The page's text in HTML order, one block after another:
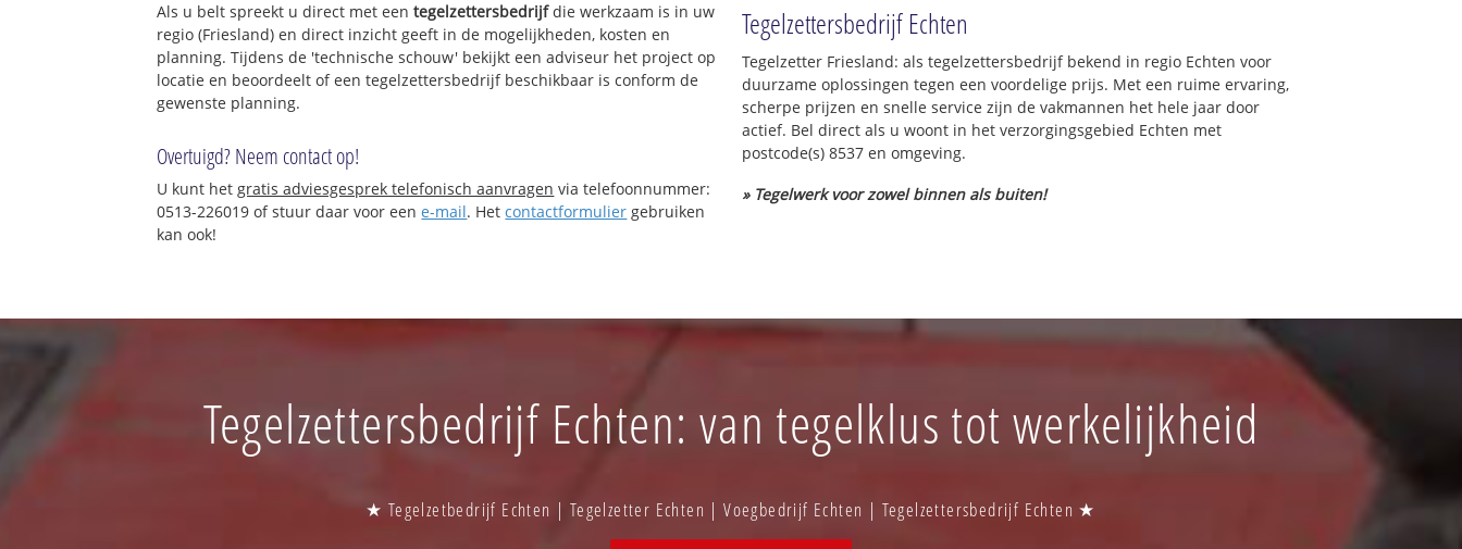
Als u belt spreekt u direct met eentegelzettersbedrijfdie werkzaam is in uw
regio (Friesland) en direct inzicht geeft in de mogelijkheden, kosten en
planning. Tijdens de 'technische schouw' bekijkt een adviseur het project op
locatie en beoordeelt of een tegelzettersbedrijf beschikbaar is conform de
gewenste planning.
Overtuigd? Neem contact op!
U kunt hetgratis adviesgesprek telefonisch aanvragen via telefoonnummer:
0513-226019 of stuur daar voor eene-mail. Hetcontactformulier gebruiken
kan ook!
Tegelzettersbedrijf Echten
Tegelzetter Friesland: als tegelzettersbedrijf bekend in regio Echten voor
duurzame oplossingen tegen een voordelige prijs. Met een ruime ervaring,
scherpe prijzen en snelle service zijn de vakmannen het hele jaar door
actief. Bel direct als u woont in het verzorgingsgebied Echten met
postcode(s) 8537 en omgeving.
» Tegelwerk voor zowel binnen als buiten!
Tegelzettersbedrijf Echten: van tegelklus tot werkelijkheid
★ Tegelzetbedrijf Echten | Tegelzetter Echten | Voegbedrijf Echten | Tegelzettersbedrijf Echten ★